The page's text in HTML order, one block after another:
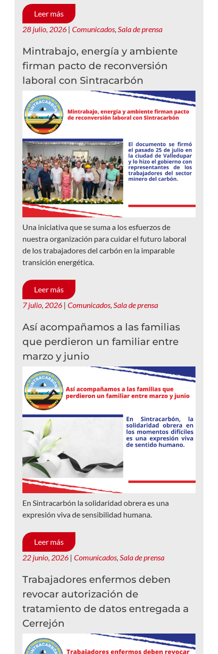
Leer más
28 julio, 2026 | Comunicados, Sala de prensa
Mintrabajo, energía y ambiente
firman pacto de reconversión
laboral con Sintracarbón
Una iniciativa que se suma a los esfuerzos de
nuestra organización para cuidar el futuro laboral
de los trabajadores del carbón en la imparable
transición energética.
Leer más
7 julio, 2026 | Comunicados, Sala de prensa
Así acompañamos a las familias
que perdieron un familiar entre
marzo y junio
En Sintracarbón la solidaridad obrera es una
expresión viva de sensibilidad humana.
Leer más
22 junio, 2026 | Comunicados, Sala de prensa
Trabajadores enfermos deben
revocar autorización de
tratamiento de datos entregada a
Cerrejón